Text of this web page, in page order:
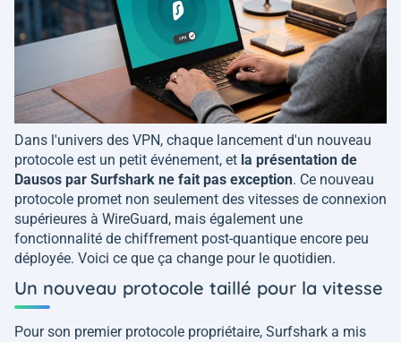
Dans l'univers des VPN, chaque lancement d'un nouveau
protocole est un petit événement, et la présentation de
Dausos par Surfshark ne fait pas exception. Ce nouveau
protocole promet non seulement des vitesses de connexion
supérieures à WireGuard, mais également une
fonctionnalité de chiffrement post-quantique encore peu
déployée. Voici ce que ça change pour le quotidien.
Un nouveau protocole taillé pour la vitesse
Pour son premier protocole propriétaire, Surfshark a mis